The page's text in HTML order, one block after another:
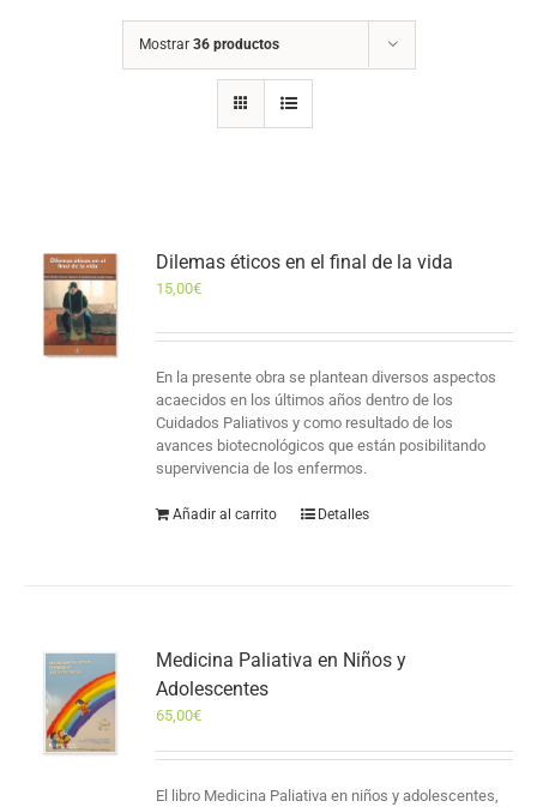
Mostrar 36 productos
Dilemas éticos en el final de la vida
15,00€
En la presente obra se plantean diversos aspectos
acaecidos en los últimos años dentro de los
Cuidados Paliativos y como resultado de los
avances biotecnológicos que están posibilitando
supervivencia de los enfermos.
Añadir al carrito Detalles
Medicina Paliativa en Niños y
Adolescentes
65,00€
El libro Medicina Paliativa en niños y adolescentes,